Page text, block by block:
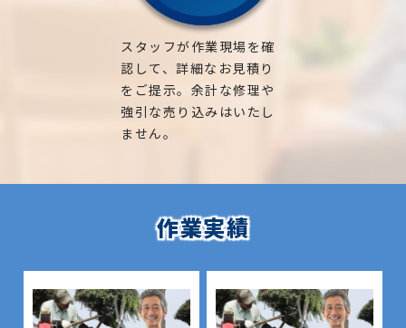
スタッフが作業現場を確
認して、詳細なお見積り
をご提示。余計な修理や
強引な売り込みはいたし
ません。
作業実績